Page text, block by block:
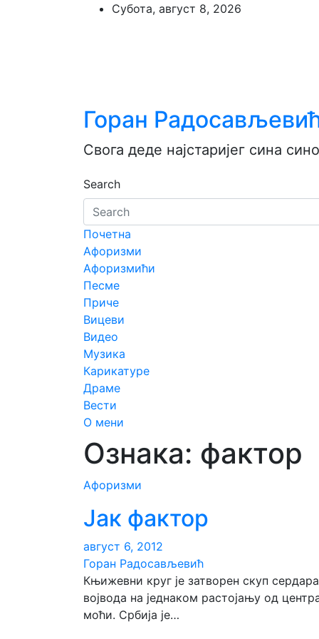
Субота, август 8, 2026
Горан
Свога деде најстаријег сина
Search
Почетна
Aфоризми
Афоризмићи
Песме
Приче
Вицеви
Видео
Музика
Карикатуре
Драме
Вести
О мени
Ознака: фактор
Aфоризми
Јак фактор
август 6, 2012
Горан Радосављевић
Књижевни круг је затворен скуп
војвода на једнаком растојању од
моћи. Србија је…